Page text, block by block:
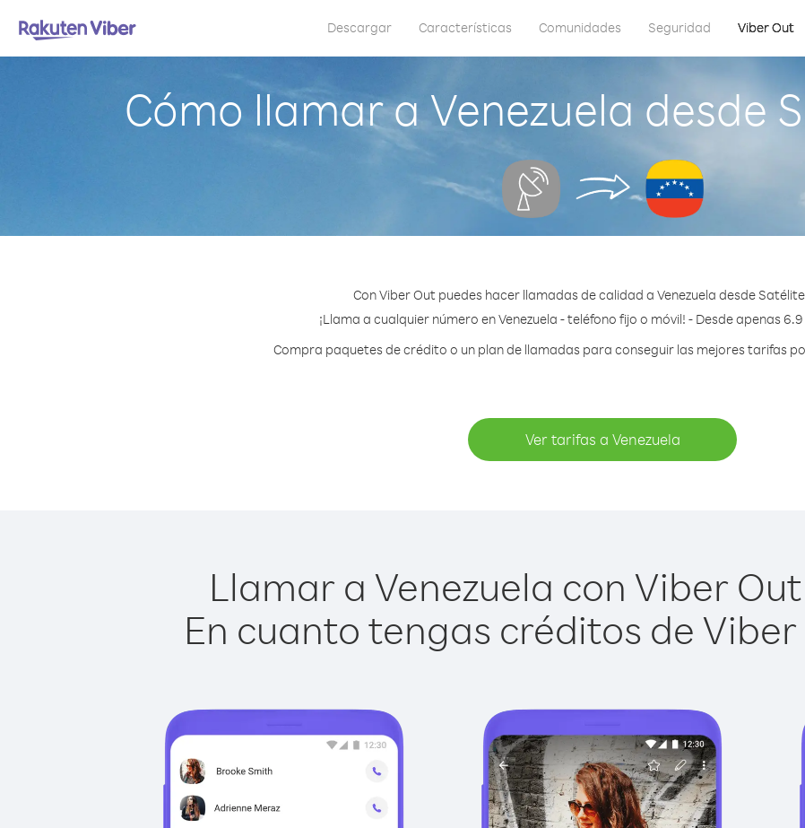
Descargar Características Comunidades Seguridad Viber Out
Cómo llamar a Venezuela desde
Con Viber Out puedes hacer llamadas de calidad a Venezuela desde
¡Llama a cualquier número en Venezuela - teléfono fijo o móvil! - Desde apenas
Compra paquetes de crédito o un plan de llamadas para conseguir las mejores tarifas
Ver tarifas a Venezuela
Llamar a Venezuela con Viber
En cuanto tengas créditos de